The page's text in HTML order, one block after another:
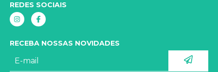
REDES SOCIAIS
RECEBA NOSSAS NOVIDADES